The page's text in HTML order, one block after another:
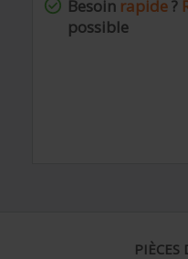
Besoin rapide?
possible
PIÈCES